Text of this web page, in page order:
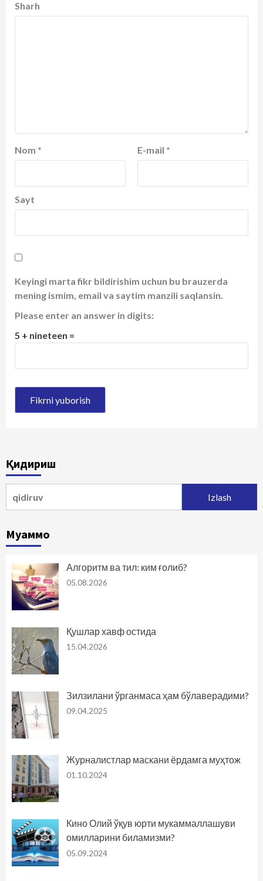
Sharh
Nom * E-mail *
Sayt
Keyingi marta fikr bildirishim uchun bu brauzerda
mening ismim, email va saytim manzili saqlansin.
Please enter an answer in digits:
5 + nineteen =
Қидириш
Муаммо
Алгоритм ва тил: ким ғолиб?
05.08.2026
Қушлар хавф остида
15.04.2026
Зилзилани ўрганмаса ҳам бўлаверадими?
09.04.2025
Журналистлар маскани ёрдамга муҳтож
01.10.2024
Кино Олий ўқув юрти мукаммаллашуви
омилларини биламизми?
05.09.2024